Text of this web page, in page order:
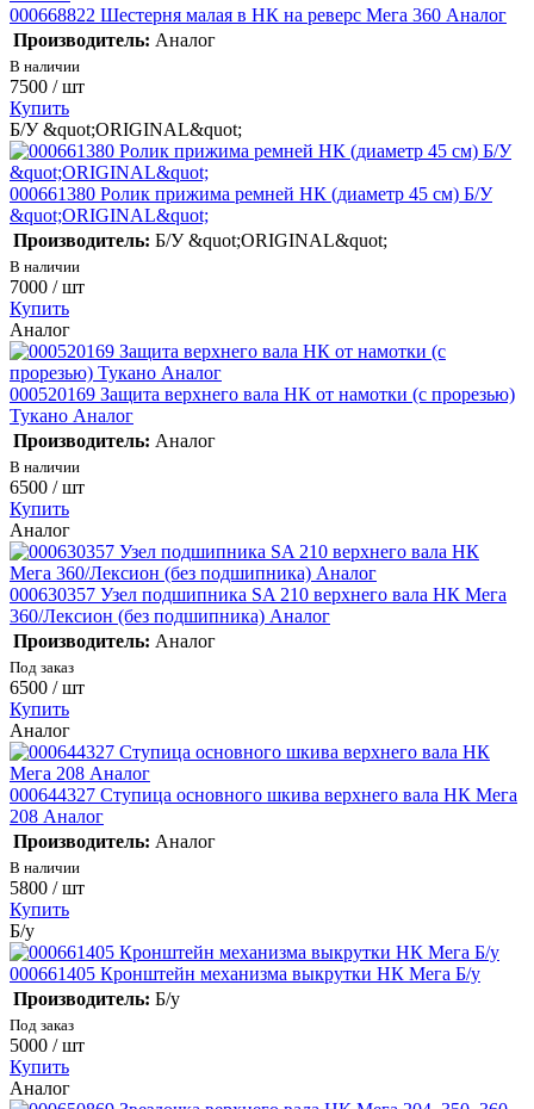
000668822 Шестерня малая в НК на реверс Мега 360 Аналог
Производитель: Аналог
В наличии
7500 / шт
Купить
Б/У &quot;ORIGINAL&quot;
000661380 Ролик прижима ремней НК (диаметр 45 см) Б/У
&quot;ORIGINAL&quot;
Производитель: Б/У &quot;ORIGINAL&quot;
В наличии
7000 / шт
Купить
Аналог
000520169 Защита верхнего вала НК от намотки (с прорезью)
Тукано Аналог
Производитель: Аналог
В наличии
6500 / шт
Купить
Аналог
000630357 Узел подшипника SA 210 верхнего вала НК Мега
360/Лексион (без подшипника) Аналог
Производитель: Аналог
Под заказ
6500 / шт
Купить
Аналог
000644327 Ступица основного шкива верхнего вала НК Мега
208 Аналог
Производитель: Аналог
В наличии
5800 / шт
Купить
Б/у
000661405 Кронштейн механизма выкрутки НК Мега Б/у
Производитель: Б/у
Под заказ
5000 / шт
Купить
Аналог